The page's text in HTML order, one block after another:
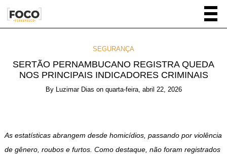
SEGURANÇA
SERTÃO PERNAMBUCANO REGISTRA QUEDA
NOS PRINCIPAIS INDICADORES CRIMINAIS
By Luzimar Dias on quarta-feira, abril 22, 2026
As estatísticas abrangem desde homicídios, passando por violência
de gênero, roubos e furtos. Como destaque, não foram registrados